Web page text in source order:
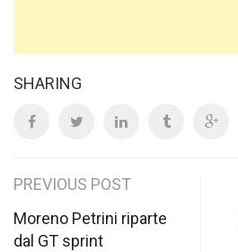
SHARING
Post
navigation
PREVIOUS POST
Moreno Petrini riparte
dal GT sprint